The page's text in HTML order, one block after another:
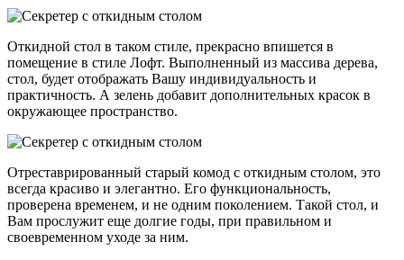
Откидной стол в таком стиле, прекрасно впишется в
помещение в стиле Лофт. Выполненный из массива дерева,
стол, будет отображать Вашу индивидуальность и
практичность. А зелень добавит дополнительных красок в
окружающее пространство.
Отреставрированный старый комод с откидным столом, это
всегда красиво и элегантно. Его функциональность,
проверена временем, и не одним поколением. Такой стол, и
Вам прослужит еще долгие годы, при правильном и
своевременном уходе за ним.